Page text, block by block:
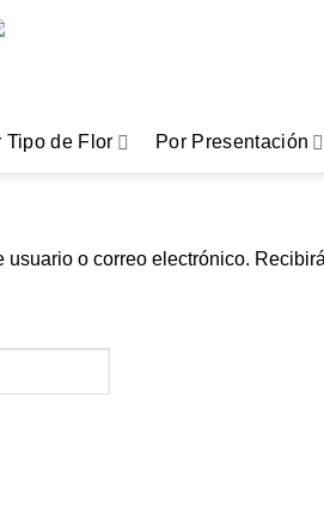
Tipo de Flor Por Presentación
o correo electrónico.